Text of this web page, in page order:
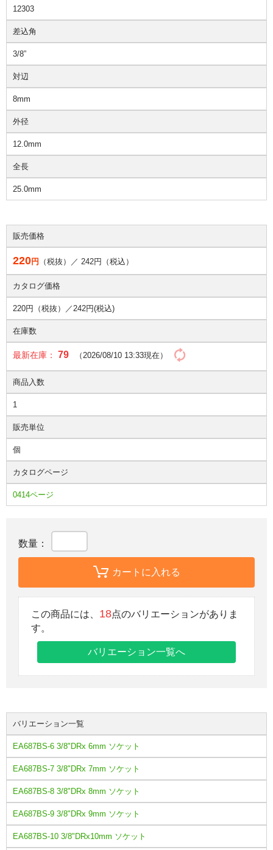
12303
差込角
3/8”
対辺
8mm
外径
12.0mm
全長
25.0mm
販売価格
220円 （税抜）／ 242円（税込）
カタログ価格
220円（税抜）／242円(税込)
在庫数
最新在庫： 79 （2026/08/10 13:33現在）
商品入数
1
販売単位
個
カタログページ
0414ページ
数量：
カートに入れる
この商品には、 18点のバリエーションがありま
す。
バリエーション一覧へ
バリエーション一覧
EA687BS-6 3/8"DRx 6mm ソケット
EA687BS-7 3/8"DRx 7mm ソケット
EA687BS-8 3/8"DRx 8mm ソケット
EA687BS-9 3/8"DRx 9mm ソケット
EA687BS-10 3/8"DRx10mm ソケット